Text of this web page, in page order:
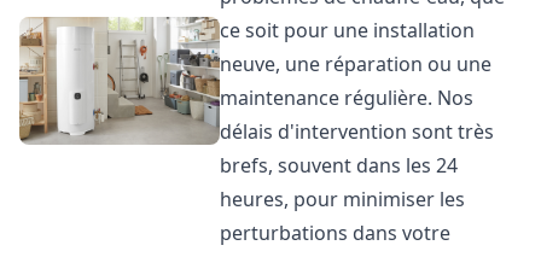
ce soit pour une installation
neuve, une réparation ou une
maintenance régulière. Nos
délais d'intervention sont très
brefs, souvent dans les 24
heures, pour minimiser les
perturbations dans votre